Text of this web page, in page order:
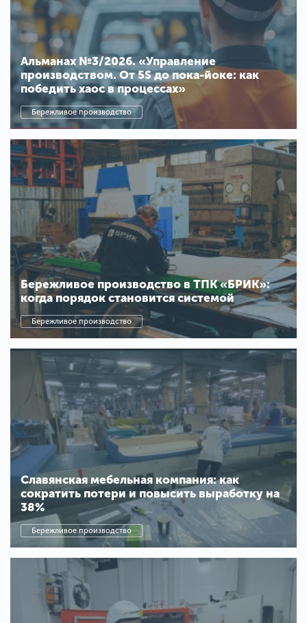
Альманах №3/2026. «Управление
производством. От 5S до пока-йоке: как
победить хаос в процессах»
Бережливое производство
Бережливое производство в ТПК «БРИК»:
когда порядок становится системой
Бережливое производство
Славянская мебельная компания: как
сократить потери и повысить выработку на
38%
Бережливое производство